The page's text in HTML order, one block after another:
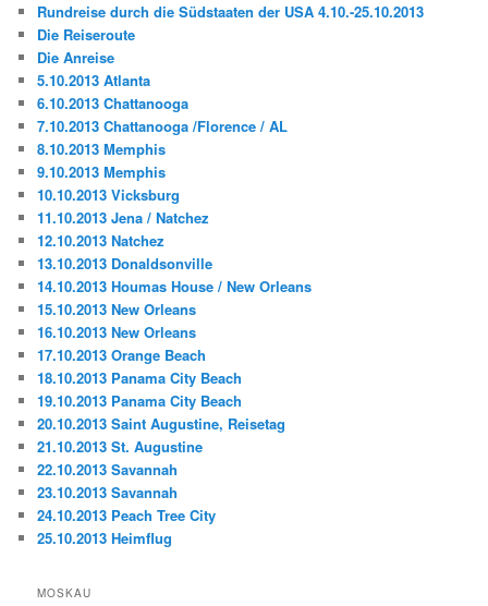
Rundreise durch die Südstaaten der USA 4.10.-25.10.2013
Die Reiseroute
Die Anreise
5.10.2013 Atlanta
6.10.2013 Chattanooga
7.10.2013 Chattanooga /Florence / AL
8.10.2013 Memphis
9.10.2013 Memphis
10.10.2013 Vicksburg
11.10.2013 Jena / Natchez
12.10.2013 Natchez
13.10.2013 Donaldsonville
14.10.2013 Houmas House / New Orleans
15.10.2013 New Orleans
16.10.2013 New Orleans
17.10.2013 Orange Beach
18.10.2013 Panama City Beach
19.10.2013 Panama City Beach
20.10.2013 Saint Augustine, Reisetag
21.10.2013 St. Augustine
22.10.2013 Savannah
23.10.2013 Savannah
24.10.2013 Peach Tree City
25.10.2013 Heimflug
MOSKAU